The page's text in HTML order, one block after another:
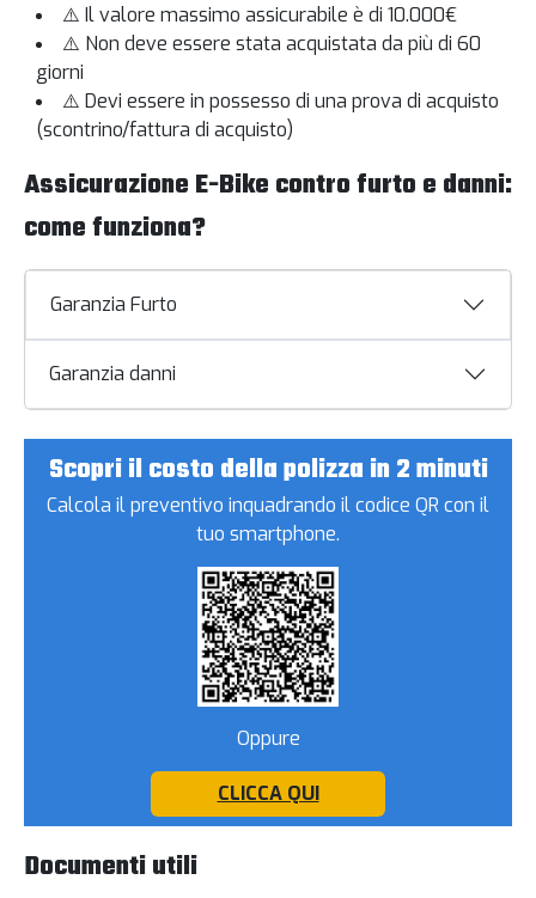
⚠️ Il valore massimo assicurabile è di 10.000€
⚠️ Non deve essere stata acquistata da più di 60
giorni
⚠️ Devi essere in possesso di una prova di acquisto
(scontrino/fattura di acquisto)
Assicurazione E-Bike contro furto e danni:
come funziona?
Garanzia Furto
Garanzia danni
Scopri il costo della polizza in 2 minuti
Calcola il preventivo inquadrando il codice QR con il
tuo smartphone.
Oppure
CLICCA QUI
Documenti utili